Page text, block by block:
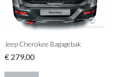
Jeep Cherokee Bagagebak
€ 279,00